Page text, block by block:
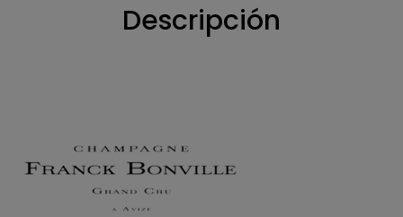
Descripción